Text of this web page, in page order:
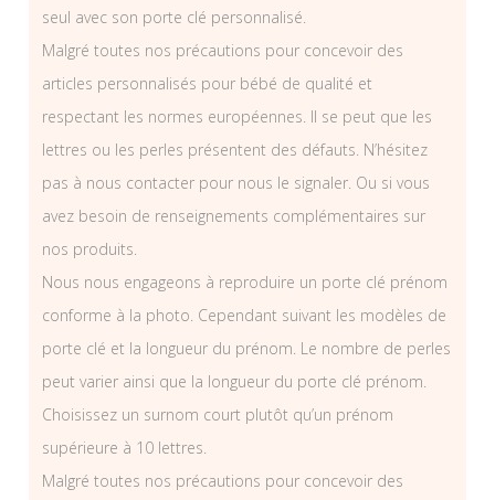
seul avec son porte clé personnalisé.
Malgré toutes nos précautions pour concevoir des
articles personnalisés pour bébé de qualité et
respectant les normes européennes. Il se peut que les
lettres ou les perles présentent des défauts. N’hésitez
pas à nous contacter pour nous le signaler. Ou si vous
avez besoin de renseignements complémentaires sur
nos produits.
Nous nous engageons à reproduire un porte clé prénom
conforme à la photo. Cependant suivant les modèles de
porte clé et la longueur du prénom. Le nombre de perles
peut varier ainsi que la longueur du porte clé prénom.
Choisissez un surnom court plutôt qu’un prénom
supérieure à 10 lettres.
Malgré toutes nos précautions pour concevoir des